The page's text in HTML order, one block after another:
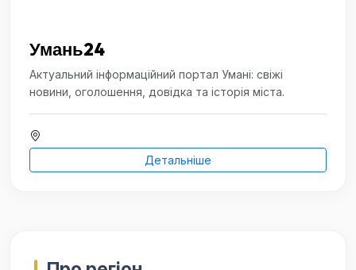
Умань24
Актуальний інформаційний портал Умані: свіжі
новини, оголошення, довідка та історія міста.
Детальніше